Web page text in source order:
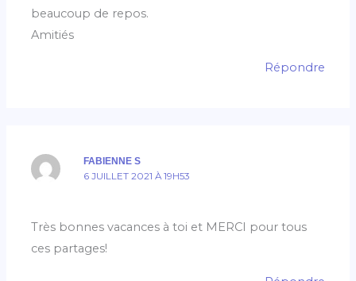
beaucoup de repos.
Amitiés
Répondre
FABIENNE S
6 JUILLET 2021 À 19H53
Très bonnes vacances à toi et MERCI pour tous
ces partages!